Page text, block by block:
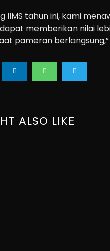
IIMS tahun ini, kami
memberikan nilai
pameran
ALSO LIKE